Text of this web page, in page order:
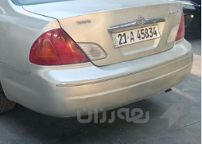
دوا بینراوەکان
چات
دەربارە